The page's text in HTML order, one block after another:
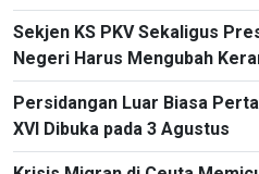
Impor
Sekjen KS PKV Sekaligus
Negeri Harus Mengubah
Proyek-Proyek Konkret dan
yang Substansial sebagai
Persidangan Luar Biasa
XVI Dibuka pada 3 Agustus